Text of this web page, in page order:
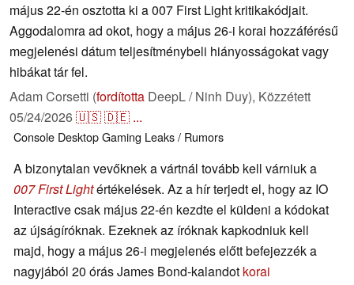
május 22-én osztotta ki a 007 First Light kritikakódjait.
Aggodalomra ad okot, hogy a május 26-i korai hozzáférésű
megjelenési dátum teljesítménybeli hiányosságokat vagy
hibákat tár fel.
Adam Corsetti (fordította DeepL / Ninh Duy), Közzétett
05/24/2026🇺🇸🇩🇪 ...
Console DesktopGaming Leaks / Rumors
A bizonytalan vevőknek a vártnál tovább kell várniuk a
007 First Lightértékelések. Az a hír terjedt el, hogy az IO
Interactive csak május 22-én kezdte el küldeni a kódokat
az újságíróknak. Ezeknek az íróknak kapkodniuk kell
majd, hogy a május 26-i megjelenés előtt befejezzék a
nagyjából 20 órás James Bond-kalandot korai